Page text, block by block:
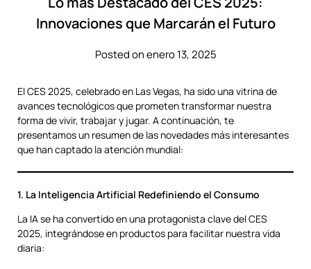
Innovaciones que Marcarán el Futuro
Posted on enero 13, 2025
El CES 2025, celebrado en Las Vegas, ha sido una vitrina de
avances tecnológicos que prometen transformar nuestra
forma de vivir, trabajar y jugar. A continuación, te
presentamos un resumen de las novedades más interesantes
que han captado la atención mundial:
1. La Inteligencia Artificial Redefiniendo el Consumo
La IA se ha convertido en una protagonista clave del CES
2025, integrándose en productos para facilitar nuestra vida
diaria: